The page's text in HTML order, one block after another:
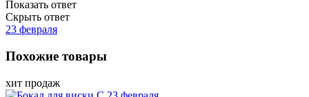
Показать ответ
Скрыть ответ
23 февраля
Похожие товары
хит продаж